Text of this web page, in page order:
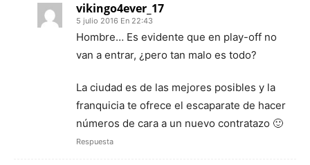
vikingo4ever_17
5 julio 2016 En 22:43
Hombre… Es evidente que en play-off no
van a entrar, ¿pero tan malo es todo?
La ciudad es de las mejores posibles y la
franquicia te ofrece el escaparate de hacer
números de cara a un nuevo contratazo 🙂
Respuesta